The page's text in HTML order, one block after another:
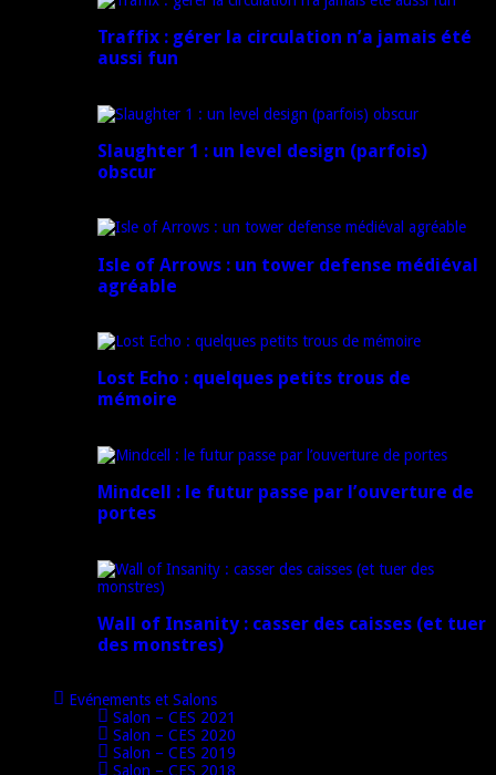
Traffix : gérer la circulation n’a jamais été
aussi fun
Slaughter 1 : un level design (parfois)
obscur
Isle of Arrows : un tower defense médiéval
agréable
Lost Echo : quelques petits trous de
mémoire
Mindcell : le futur passe par l’ouverture de
portes
Wall of Insanity : casser des caisses (et tuer
des monstres)
Evénements et Salons
Salon – CES 2021
Salon – CES 2020
Salon – CES 2019
Salon – CES 2018